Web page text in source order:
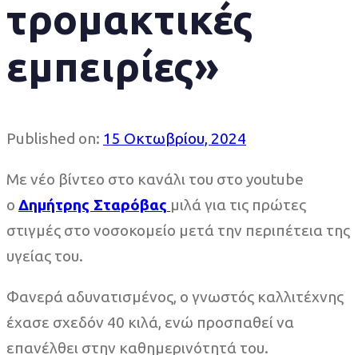
τρομακτικές
εμπειρίες»
Published on: 15 Οκτωβρίου, 2024
Με νέο βίντεο στο κανάλι του στο youtube
ο Δημήτρης Σταρόβας μιλά για τις πρώτες
στιγμές στο νοσοκομείο μετά την περιπέτεια της
υγείας του.
Φανερά αδυνατισμένος, ο γνωστός καλλιτέχνης
έχασε σχεδόν 40 κιλά, ενώ προσπαθεί να
επανέλθει στην καθημερινότητά του.